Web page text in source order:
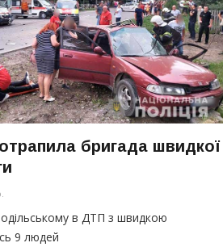
бригада швидкої
в ДТП з швидкою
9 людей